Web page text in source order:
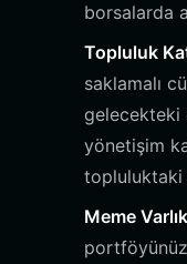
borsalarda
Topluluk
saklamalı
gelecekteki
yönetişim
topluluktaki
Meme